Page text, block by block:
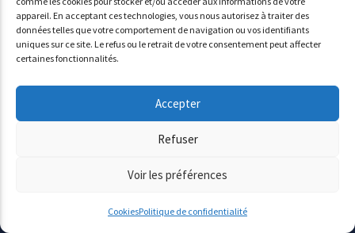
appareil. En acceptant ces technologies, vous nous autorisez à traiter des
données telles que votre comportement de navigation ou vos identifiants
uniques sur ce site. Le refus ou le retrait de votre consentement peut affecter
certaines fonctionnalités.
Accepter
Refuser
Voir les préférences
CookiesPolitique de confidentialité
Partager par SMS
INVITÉ : ALDO QURESHI